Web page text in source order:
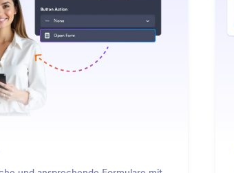
Mehr erfahren: Open Form